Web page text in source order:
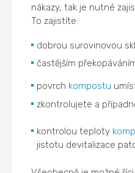
nákazy, tak je nutné
To zajistíte:
dobrou surovinovou
častějším
povrch kompostu
zkontrolujete a
kontrolou teploty
jistotu devitalizace